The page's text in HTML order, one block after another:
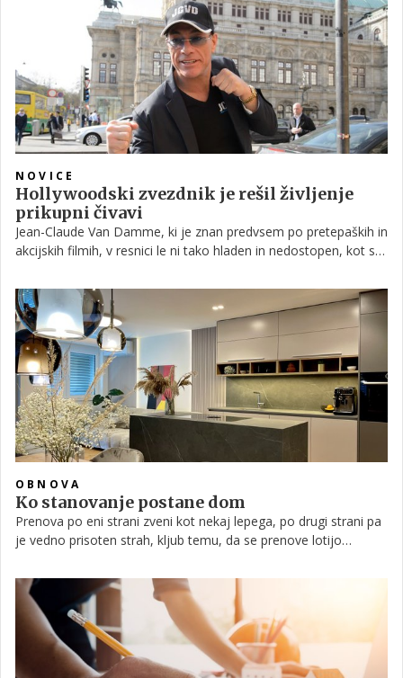
NOVICE
Hollywoodski zvezdnik je rešil življenje
prikupni čivavi
Jean-Claude Van Damme, ki je znan predvsem po pretepaških in
akcijskih filmih, v resnici le ni tako hladen in nedostopen, kot se
pripravljena priskočiti na pomoč. In to je tudi storil! Stopil je v
bran prikupni čivavi in ji tako rešil življenje.
OBNOVA
Ko stanovanje postane dom
Prenova po eni strani zveni kot nekaj lepega, po drugi strani pa
je vedno prisoten strah, kljub temu, da se prenove lotijo